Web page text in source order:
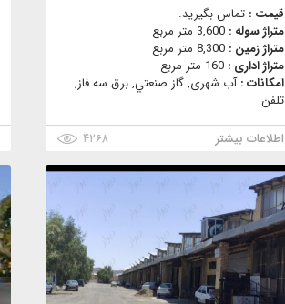
قیمت : تماس بگیرید.
متراژ سوله : 3,600 متر مربع
متراژ زمین : 8,300 متر مربع
متراژ اداری : 160 متر مربع
امکانات :آب شهری, گاز صنعتي, برق سه فاز,
تلفن
اطلاعات بیشتر
۴۲۶۸